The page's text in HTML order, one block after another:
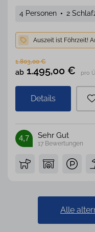
4 Personen 2
1.803,00 €
ab 1.495,00 € pro
Details
17 Bewertungen
4,7 Sehr Gut
Alle